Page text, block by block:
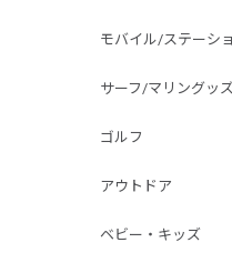
モバイル/ステーシ
サーフ/マリングッ
ゴルフ
アウトドア
ベビー・キッズ